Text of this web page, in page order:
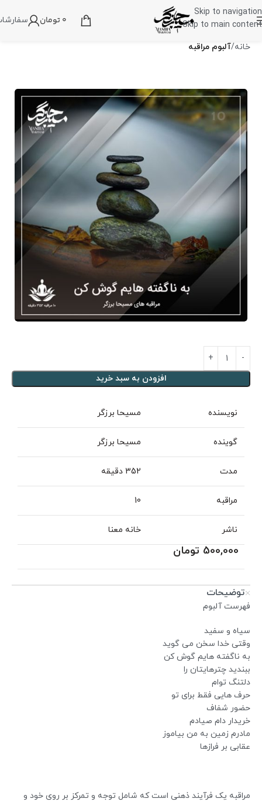
Skip to navigation
Skip to main content
0تومان
خانه آلبوم مراقبه
افزودن به سبد خرید
نویسنده مسیحا برزگر
گوینده مسیحا برزگر
مدت 352 دقیقه
مراقبه 10
ناشر خانه معنا
500,000 تومان
توضیحات
فهرست آلبوم
سیاه و سفید
وقتی خدا سخن می گوید
به ناگفته هایم گوش کن
ببندید چترهایتان را
دلتنگ توام
حرف هایی فقط برای تو
حضور شفاف
خریدار دام صیادم
مادرم زمین به من بیاموز
عقابی بر فرازها
مراقبه یک فرآیند ذهنی است که شامل توجه و تمرکز بر روی خود و